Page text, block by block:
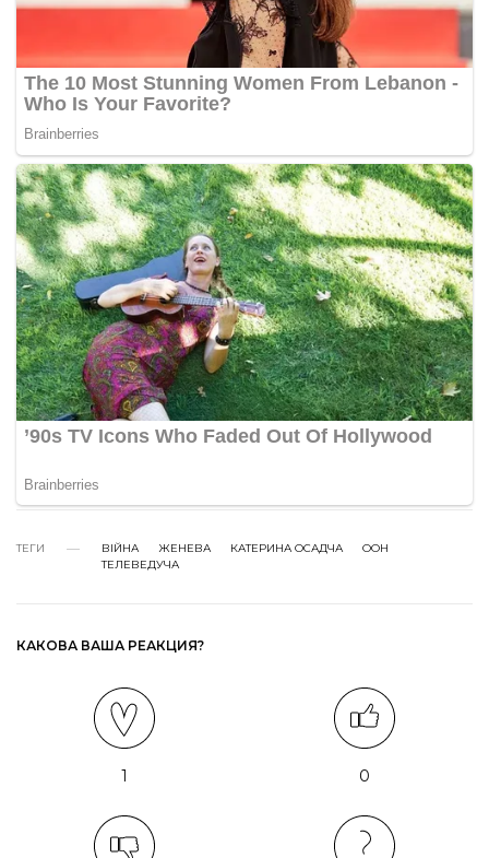
ТЕГИ ВІЙНА ЖЕНЕВА КАТЕРИНА ОСАДЧА
ООН
ТЕЛЕВЕДУЧА
КАКОВА ВАША РЕАКЦИЯ?
1 0